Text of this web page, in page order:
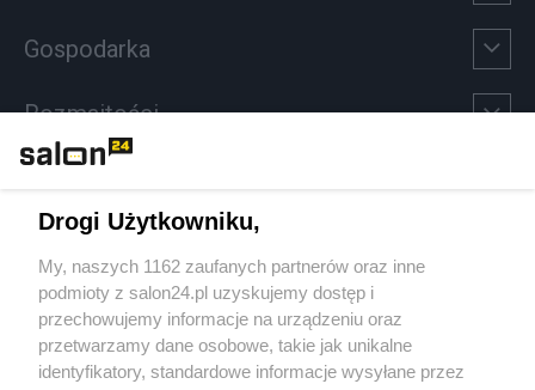
Gospodarka
Rozmaitości
Sport
Społeczeństwo
Kultura
Drogi Użytkowniku,
My, naszych 1162 zaufanych partnerów oraz inne
podmioty z salon24.pl uzyskujemy dostęp i
przechowujemy informacje na urządzeniu oraz
przetwarzamy dane osobowe, takie jak unikalne
identyfikatory, standardowe informacje wysyłane przez